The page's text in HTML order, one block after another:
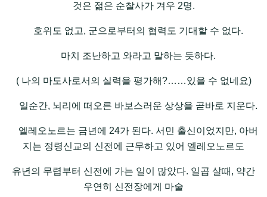
것은 젊은 순찰사가 겨우 2명.
호위도 없고, 군으로부터의 협력도 기대할 수 없다.
마치 조난하고 와라고 말하는 듯하다.
( 나의 마도사로서의 실력을 평가해?……있을 수 없네요)
일순간, 뇌리에 떠오른 바보스러운 상상을 곧바로 지운다.
엘레오노르는 금년에 24가 된다. 서민 출신이었지만, 아버
지는 정령신교의 신전에 근무하고 있어 엘레오노르도
유년의 무렵부터 신전에 가는 일이 많았다. 일곱 살때, 약간
우연히 신전장에게 마술